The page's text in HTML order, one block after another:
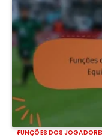
FUNÇÕES DOS